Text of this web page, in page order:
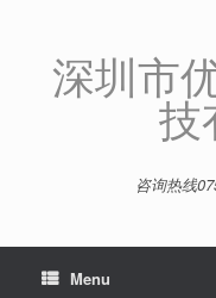
深圳市
技
咨询热线
Menu